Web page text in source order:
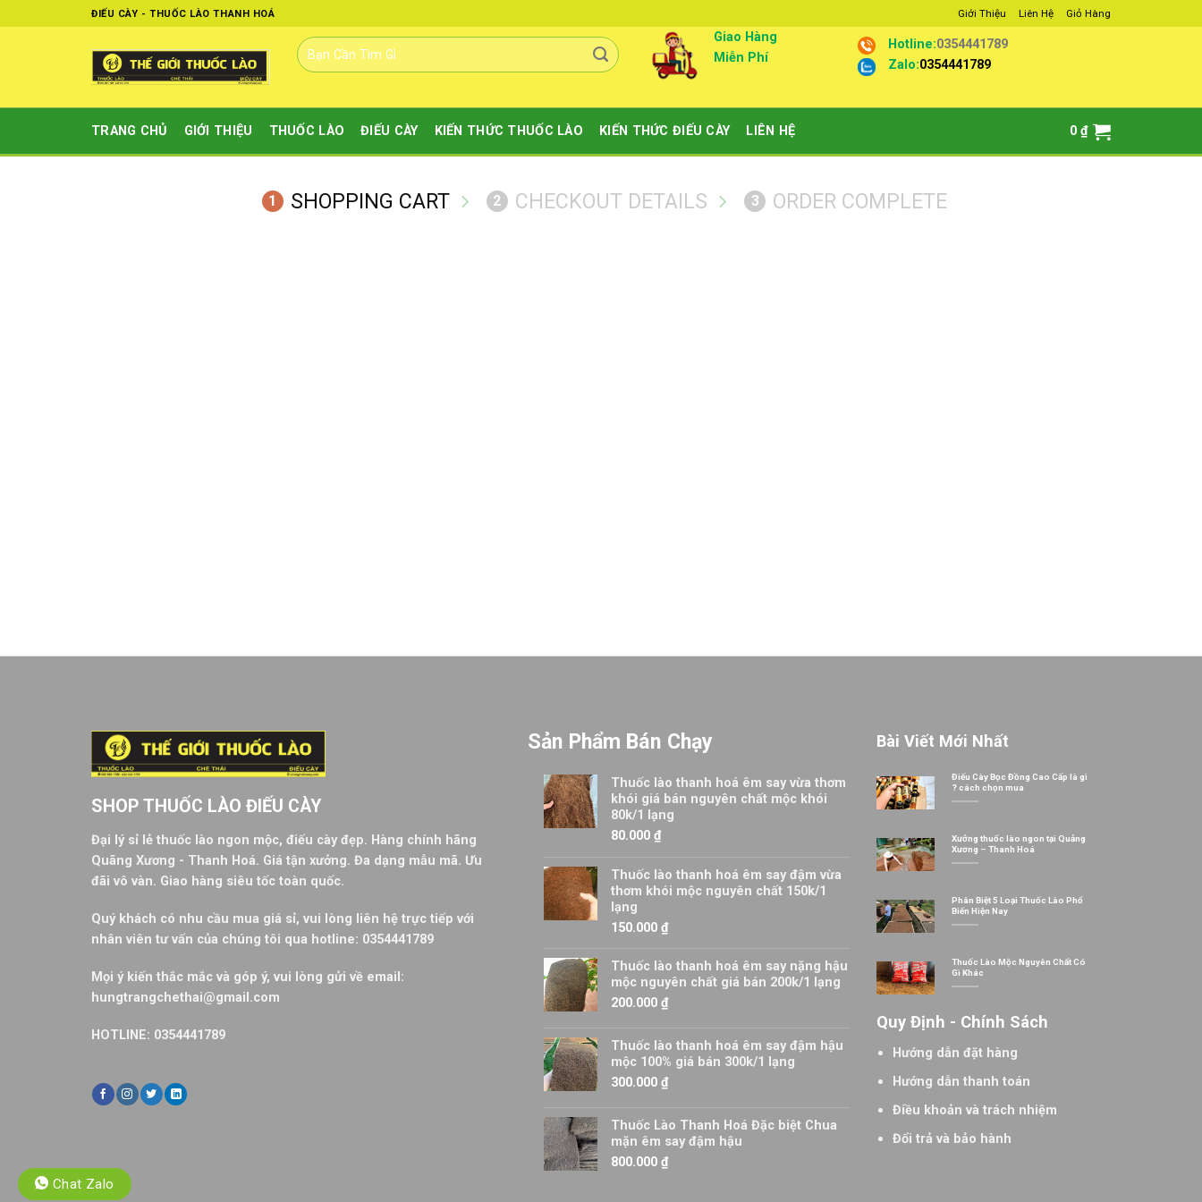
to
ĐIẾU CÀY - THUỐC LÀO THANH HOÁ Giới Thiệu Liên Hệ Giỏ Hàng
Tìm
kiếm:
Giao Hàng
Miễn Phí
Hotline:0354441789
Zalo:0354441789
TRANG CHỦ GIỚI THIỆU THUỐC LÀO ĐIẾU CÀY KIẾN THỨC THUỐC LÀO KIẾN THỨC ĐIẾU CÀY LIÊN HỆ 0₫
1 SHOPPING CART 2 CHECKOUT DETAILS 3 ORDER COMPLETE
SHOP THUỐC LÀO ĐIẾU CÀY
Đại lý sỉ lẻ thuốc lào ngon mộc, điếu cày đẹp. Hàng chính hãng
Quãng Xương - Thanh Hoá. Giá tận xưởng. Đa dạng mẫu mã. Ưu
đãi vô vàn. Giao hàng siêu tốc toàn quốc.
Quý khách có nhu cầu mua giá sỉ, vui lòng liên hệ trực tiếp với
nhân viên tư vấn của chúng tôi qua hotline: 0354441789
Mọi ý kiến thắc mắc và góp ý, vui lòng gửi về email:
hungtrangchethai@gmail.com
HOTLINE: 0354441789
Sản Phẩm Bán Chạy
Thuốc lào thanh hoá êm say vừa thơm
khói giá bán nguyên chất mộc khói
80k/1 lạng
80.000₫
Thuốc lào thanh hoá êm say đậm vừa
thơm khói mộc nguyên chất 150k/1
lạng
150.000₫
Thuốc lào thanh hoá êm say nặng hậu
mộc nguyên chất giá bán 200k/1 lạng
200.000₫
Thuốc lào thanh hoá êm say đậm hậu
mộc 100% giá bán 300k/1 lạng
300.000₫
Thuốc Lào Thanh Hoá Đặc biệt Chua
mặn êm say đậm hậu
800.000₫
Bài Viết Mới Nhất
Điếu Cày Bọc Đồng Cao Cấp là gì
? cách chọn mua
Xưởng thuốc lào ngon tại Quảng
Xương – Thanh Hoá
Phân Biệt 5 Loại Thuốc Lào Phổ
Biến Hiện Nay
Thuốc Lào Mộc Nguyên Chất Có
Gì Khác
Quy Định - Chính Sách
Hướng dẫn đặt hàng
Hướng dẫn thanh toán
Điều khoản và trách nhiệm
Đổi trả và bảo hành
Chat Zalo